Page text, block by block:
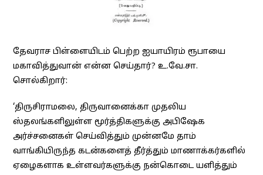
தேவராச பிள்ளையிடம் பெற்ற ஐயாயிரம் ரூபாயை
மகாவித்துவான் என்ன செய்தார்? உ.வே.சா.
சொல்கிறார்:
‘திருசிராமலை, திருவானைக்கா முதலிய
ஸ்தலங்களிலுள்ள மூர்த்திகளுக்கு அபிஷேக
அர்ச்சனைகள் செய்வித்தும் முன்னமே தாம்
வாங்கியிருந்த கடன்களைத் தீர்த்தும் மாணாக்கர்களில்
ஏழைகளாக உள்ளவர்களுக்கு நன்கொடை யளித்தும்